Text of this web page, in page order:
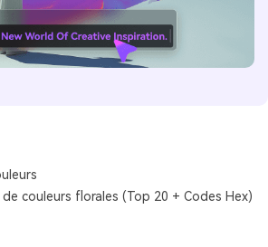
couleurs florales (Top 20 + Codes Hex)